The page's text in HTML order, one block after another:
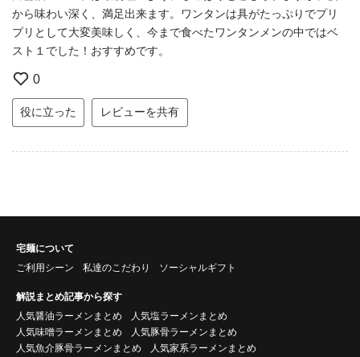
から味わい深く、満足出来ます。ワンタンは具がたっぷりでプリ
プリとして大変美味しく、今まで食べたワンタンメンの中ではベ
スト１でした！おすすめです。
0
役に立った レビューを共有
宅麺について
ご利用シーン
私達のこだわり ソーシャルギフト
解説まとめ記事から探す
人気醤油ラーメンまとめ
人気塩ラーメンまとめ
人気味噌ラーメンまとめ
人気豚骨ラーメンまとめ
人気魚介豚骨ラーメンまとめ
人気家系ラーメンまとめ